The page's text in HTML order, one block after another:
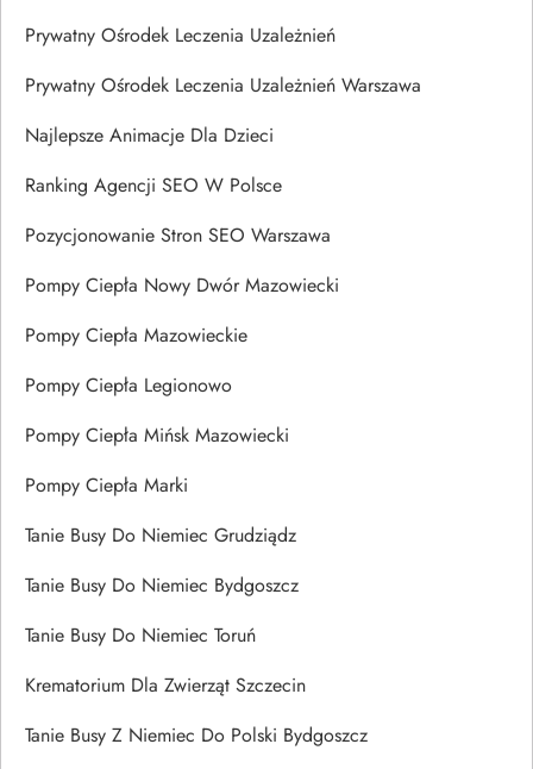
Prywatny Ośrodek Leczenia Uzależnień
Prywatny Ośrodek Leczenia Uzależnień Warszawa
Najlepsze Animacje Dla Dzieci
Ranking Agencji SEO W Polsce
Pozycjonowanie Stron SEO Warszawa
Pompy Ciepła Nowy Dwór Mazowiecki
Pompy Ciepła Mazowieckie
Pompy Ciepła Legionowo
Pompy Ciepła Mińsk Mazowiecki
Pompy Ciepła Marki
Tanie Busy Do Niemiec Grudziądz
Tanie Busy Do Niemiec Bydgoszcz
Tanie Busy Do Niemiec Toruń
Krematorium Dla Zwierząt Szczecin
Tanie Busy Z Niemiec Do Polski Bydgoszcz